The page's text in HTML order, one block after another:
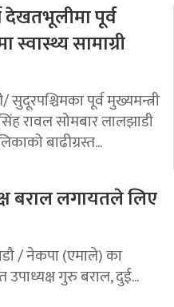
देखतभूलीमा पूर्व
सामाग्री
सुदूरपश्चिमका पूर्व मुख्यमन्त्री
रावल सोमबार लालझाडी
बाढीग्रस्त...
बराल लगायतले लिए
/ नेकपा (एमाले) का
उपाध्यक्ष गुरु बराल, दुई...